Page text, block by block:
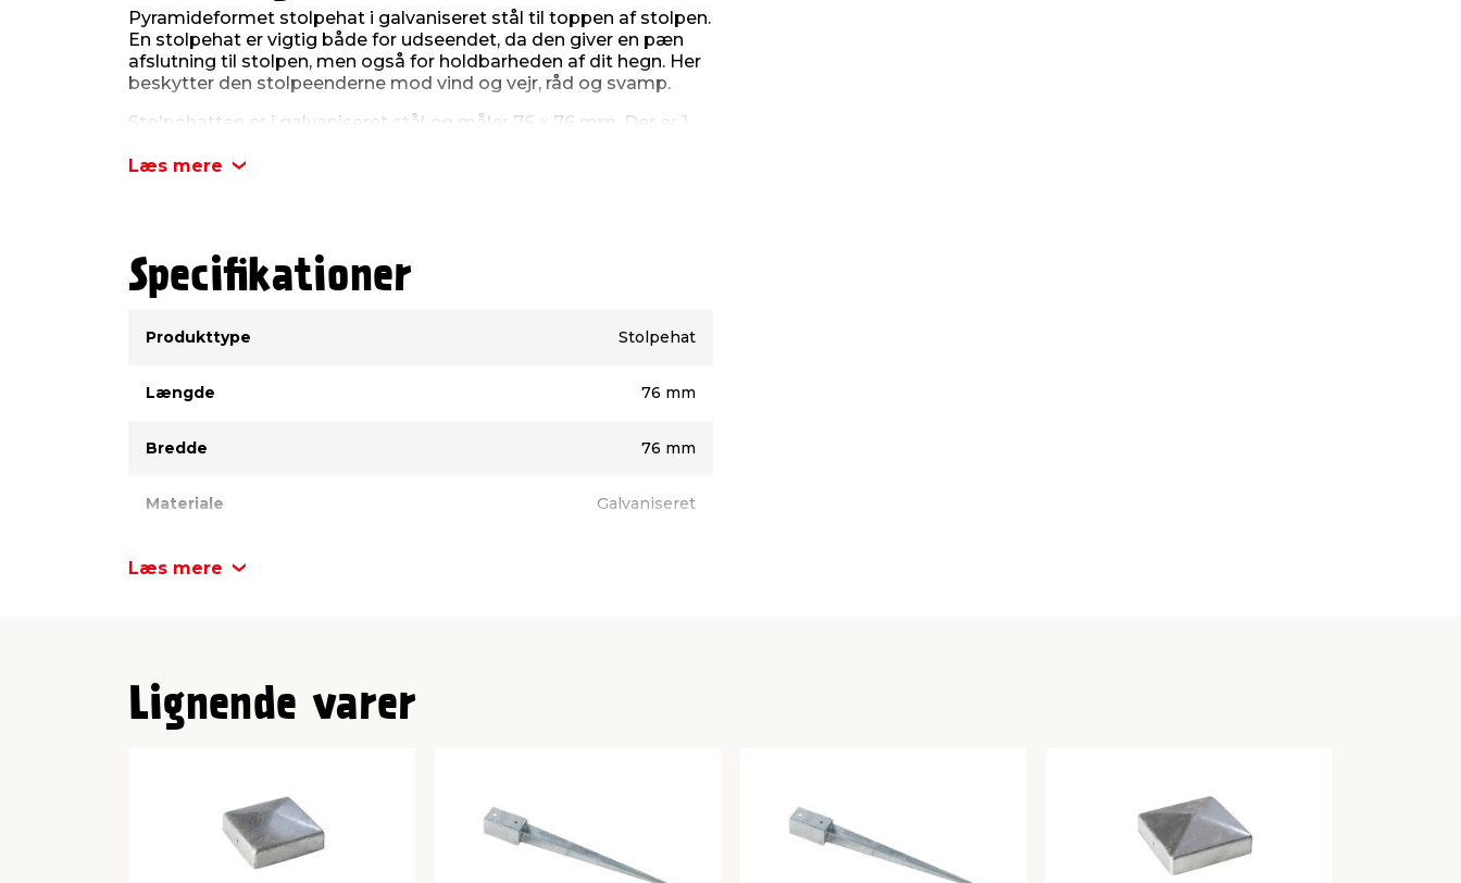
Pyramideformet stolpehat i galvaniseret stål til toppen af stolpen.
En stolpehat er vigtig både for udseendet, da den giver en pæn
afslutning til stolpen, men også for holdbarheden af dit hegn. Her
beskytter den stolpeenderne mod vind og vejr, råd og svamp.
Stolpehatten er i galvaniseret stål og måler 76 x 76 mm. Der er 1
Læs mere
Specifikationer
Produkttype
Stolpehat
Længde 76 mm
Bredde 76 mm
Materiale Galvaniseret
Antal pr. pk.
Læs mere
Lignende varer